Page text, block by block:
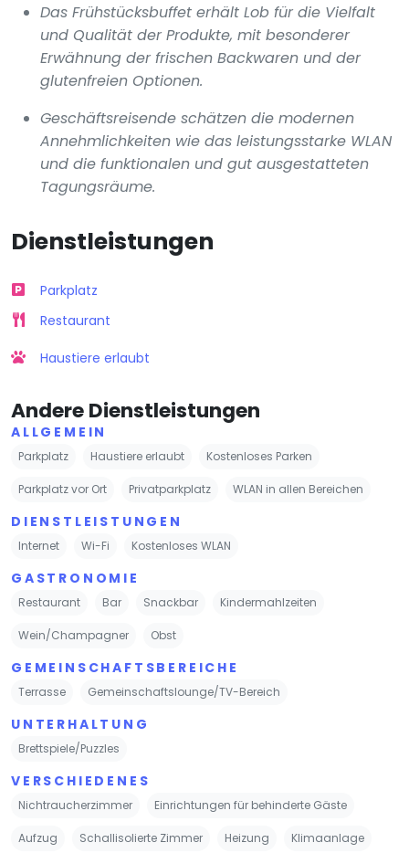
Das Frühstücksbuffet erhält Lob für die Vielfalt
und Qualität der Produkte, mit besonderer
Erwähnung der frischen Backwaren und der
glutenfreien Optionen.
Geschäftsreisende schätzen die modernen
Annehmlichkeiten wie das leistungsstarke WLAN
und die funktionalen und gut ausgestatteten
Tagungsräume.
Dienstleistungen
Parkplatz
Restaurant
Haustiere erlaubt
Andere Dienstleistungen
ALLGEMEIN
Parkplatz Haustiere erlaubt Kostenloses Parken
Parkplatz vor Ort Privatparkplatz WLAN in allen Bereichen
DIENSTLEISTUNGEN
Internet Wi-Fi Kostenloses WLAN
GASTRONOMIE
Restaurant Bar Snackbar Kindermahlzeiten
Wein/Champagner Obst
GEMEINSCHAFTSBEREICHE
Terrasse Gemeinschaftslounge/TV-Bereich
UNTERHALTUNG
Brettspiele/Puzzles
VERSCHIEDENES
Nichtraucherzimmer Einrichtungen für behinderte Gäste
Aufzug Schallisolierte Zimmer Heizung Klimaanlage